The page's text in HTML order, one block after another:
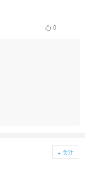
 0
+ 关注